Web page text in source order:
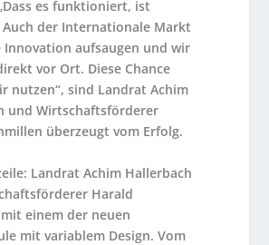
es funktioniert, ist
Auch der Internationale Markt
Innovation aufsaugen und wir
vor Ort. Diese Chance
nutzen“, sind Landrat Achim
und Wirtschaftsförderer
überzeugt vom Erfolg.
Landrat Achim Hallerbach
Harald
einem der neuen
mit variablem Design. Vom